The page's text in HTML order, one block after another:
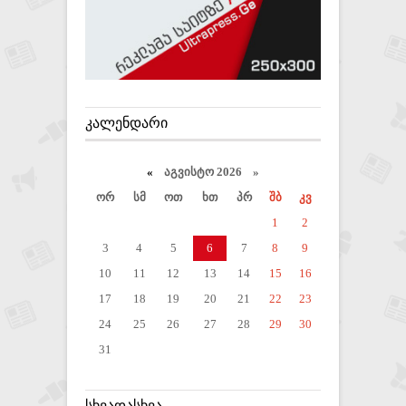
ᲙᲐᲚᲔᲜᲓᲐᲠᲘ
« აგვისტო 2026 »
ორ
სმ ოთ ხთ პრ შბ
კვ
1
2
3
4 5 6 7 8
9
10
11 12 13 14 15
16
17
18 19 20 21 22
23
24
25 26 27 28 29
30
31